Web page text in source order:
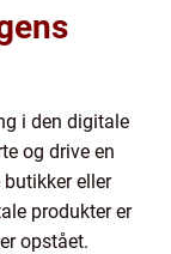
i den digitale
og drive en
eller
produkter er
opstået.